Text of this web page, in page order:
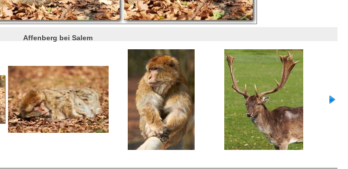
Affenberg bei Salem